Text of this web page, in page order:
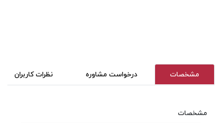
مشخصات درخواست مشاوره نظرات کاربران
مشخصات